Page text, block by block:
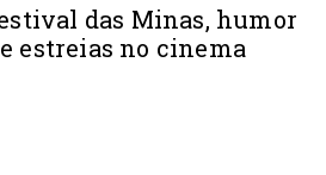
das Minas, humor
estreias no cinema